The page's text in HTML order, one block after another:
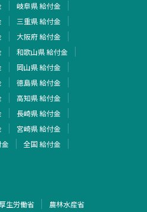
岐阜県 給付金
三重県 給付金
大阪府 給付金
和歌山県 給付金
岡山県 給付金
徳島県 給付金
高知県 給付金
長崎県 給付金
宮崎県 給付金
全国 給付金
生労働省 農林水産省